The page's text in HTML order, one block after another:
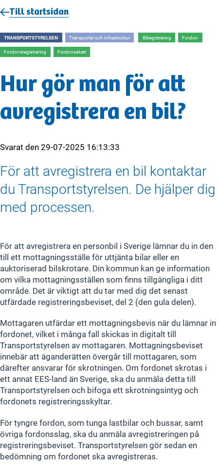
Till startsidan
TRANSPORTSTYRELSEN Transporter och infrastruktur Bilregistrering Fordon
Fordonsregistrering Fordonsskatt
Hur gör man för att
avregistrera en bil?
Svarat den29-07-2025 16:13:33
För att avregistrera en bil kontaktar
du Transportstyrelsen. De hjälper dig
med processen.
För att avregistrera en personbil i Sverige lämnar du in den
till ett mottagningsställe för uttjänta bilar eller en
auktoriserad bilskrotare. Din kommun kan ge information
om vilka mottagningsställen som finns tillgängliga i ditt
område. Det är viktigt att du tar med dig det senast
utfärdade registreringsbeviset, del 2 (den gula delen).
Mottagaren utfärdar ett mottagningsbevis när du lämnar in
fordonet, vilket i många fall skickas in digitalt till
Transportstyrelsen av mottagaren. Mottagningsbeviset
innebär att äganderätten övergår till mottagaren, som
därefter ansvarar för skrotningen. Om fordonet skrotas i
ett annat EES-land än Sverige, ska du anmäla detta till
Transportstyrelsen och bifoga ett skrotningsintyg och
fordonets registreringsskyltar.
För tyngre fordon, som tunga lastbilar och bussar, samt
övriga fordonsslag, ska du anmäla avregistreringen på
registreringsbeviset. Transportstyrelsen gör sedan en
bedömning om fordonet ska avregistreras.